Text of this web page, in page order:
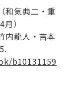
和気典二・重
）
内龍人・吉本
b10131159